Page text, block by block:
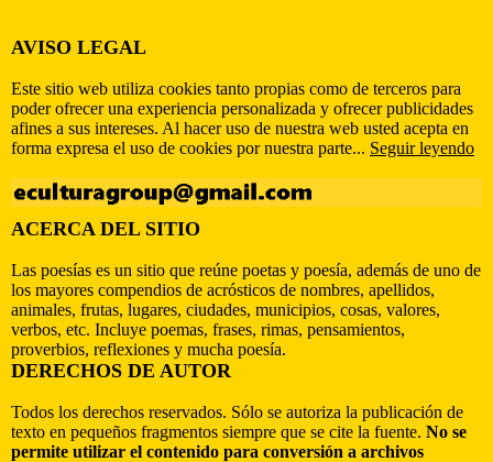
AVISO LEGAL
Este sitio web utiliza cookies tanto propias como de terceros para
poder ofrecer una experiencia personalizada y ofrecer publicidades
afines a sus intereses. Al hacer uso de nuestra web usted acepta en
forma expresa el uso de cookies por nuestra parte... Seguir leyendo
ACERCA DEL SITIO
Las poesías es un sitio que reúne poetas y poesía, además de uno de
los mayores compendios de acrósticos de nombres, apellidos,
animales, frutas, lugares, ciudades, municipios, cosas, valores,
verbos, etc. Incluye poemas, frases, rimas, pensamientos,
proverbios, reflexiones y mucha poesía.
DERECHOS DE AUTOR
Todos los derechos reservados. Sólo se autoriza la publicación de
texto en pequeños fragmentos siempre que se cite la fuente. No se
permite utilizar el contenido para conversión a archivos